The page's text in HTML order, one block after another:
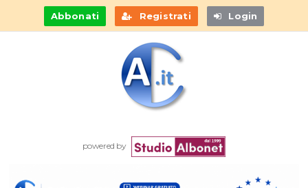
Abbonati Registrati Login
powered by